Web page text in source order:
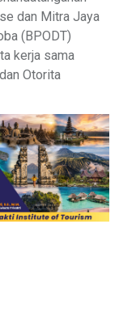
dan Mitra Jaya
(BPODT)
kerja sama
Otorita